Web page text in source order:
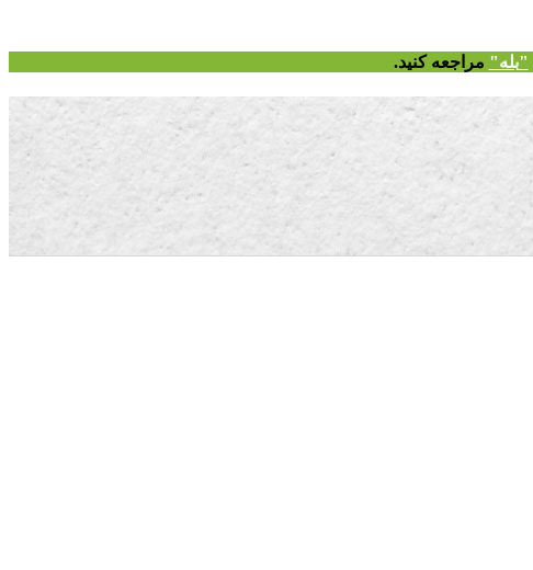
"بله" مراجعه کنید.